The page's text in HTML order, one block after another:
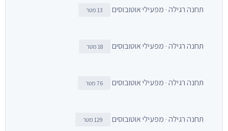
תחנה רגילה · מפעילי אוטובוסים 13 מטר
תחנה רגילה · מפעילי אוטובוסים 18 מטר
תחנה רגילה · מפעילי אוטובוסים 76 מטר
תחנה רגילה · מפעילי אוטובוסים 129 מטר